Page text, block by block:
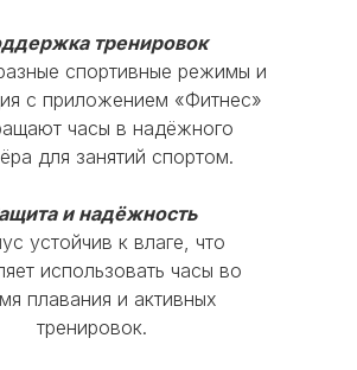
тренировок
спортивные режимы и
с приложением «Фитнес»
часы в надёжного
для занятий спортом.
и надёжность
устойчив к влаге, что
использовать часы во
плавания и активных
тренировок.
Trade-in
можно доплатить
или оформить в
iPad, Apple
MacBook
и Самовывоз
Гарантия
Рассрочка